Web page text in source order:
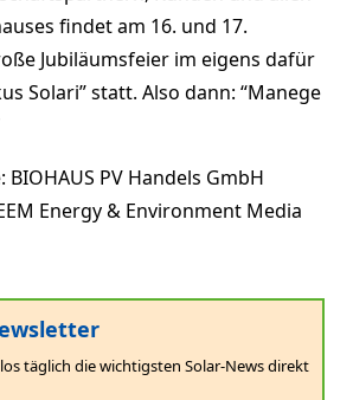
findet am 16. und 17.
Jubiläumsfeier im eigens dafür
Solari” statt. Also dann: “Manege
PV Handels GmbH
Energy & Environment Media
täglich die wichtigsten Solar-News direkt